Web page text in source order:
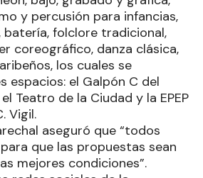
y percusión para infancias,
batería, folclore tradicional,
coreográfico, danza clásica,
los cuales se
espacios: el Galpón C del
Teatro de la Ciudad y la EPEP
Vigil.
aseguró que “todos
que las propuestas sean
mejores condiciones”.